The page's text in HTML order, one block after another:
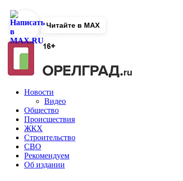
Новости
Видео
Общество
Происшествия
ЖКХ
Строительство
СВО
Рекомендуем
Об издании
Читайте в MAX